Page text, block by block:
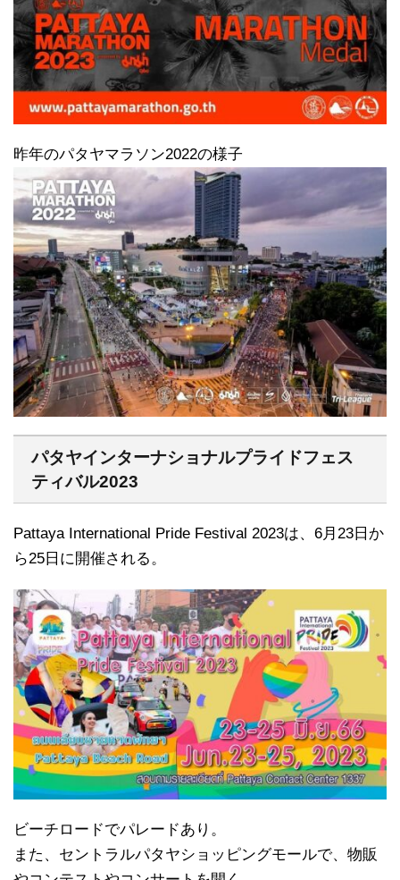
昨年のパタヤマラソン2022の様子
パタヤインターナショナルプライドフェス
ティバル2023
Pattaya International Pride Festival 2023は、6月23日か
ら25日に開催される。
ビーチロードでパレードあり。
また、セントラルパタヤショッピングモールで、物販